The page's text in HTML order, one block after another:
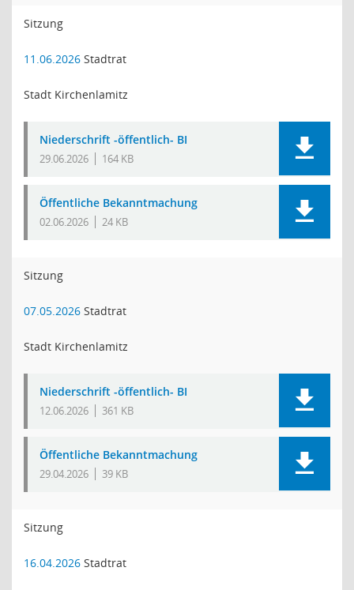
Sitzung
11.06.2026 Stadtrat
Stadt Kirchenlamitz
Niederschrift -öffentlich- BI
29.06.2026 164 KB
Öffentliche Bekanntmachung
02.06.2026 24 KB
Sitzung
07.05.2026 Stadtrat
Stadt Kirchenlamitz
Niederschrift -öffentlich- BI
12.06.2026 361 KB
Öffentliche Bekanntmachung
29.04.2026 39 KB
Sitzung
16.04.2026 Stadtrat